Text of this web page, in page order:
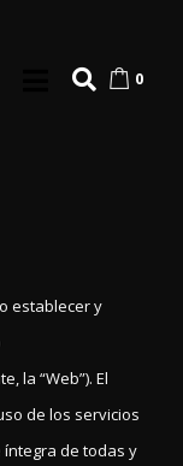
0
establecer y
la “Web”). El
de los servicios
íntegra de todas y